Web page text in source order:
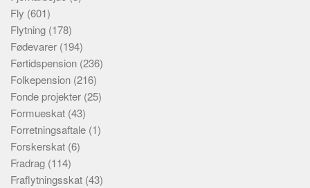
Fly (601)
Flytning (178)
Fødevarer (194)
Førtidspension (236)
Folkepension (216)
Fonde projekter (25)
Formueskat (43)
Forretningsaftale (1)
Forskerskat (6)
Fradrag (114)
Fraflytningsskat (43)